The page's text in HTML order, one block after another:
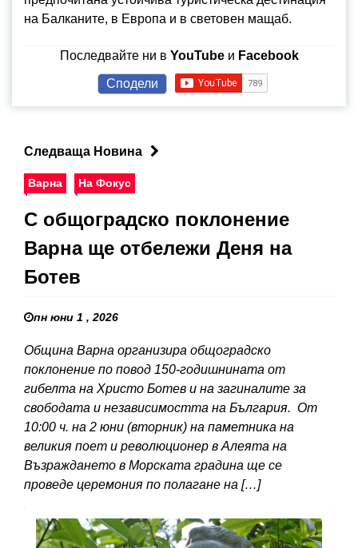
на Балканите, в Европа и в световен мащаб.
Последвайте ни в YouTubeи Facebook
Сподели
Следваща Новина
Варна На Фокус
С общоградско поклонение
Варна ще отбележи Деня на
Ботев
пн юни 1 , 2026
Община Варна организира общоградско
поклонение по повод 150-годишнината от
гибелта на Христо Ботев и на загиналите за
свободата и независимостта на България. От
10:00 ч. на 2 юни (вторник) на паметника на
великия поет и революционер в Алеята на
Възраждането в Морската градина ще се
проведе церемония по полагане на […]